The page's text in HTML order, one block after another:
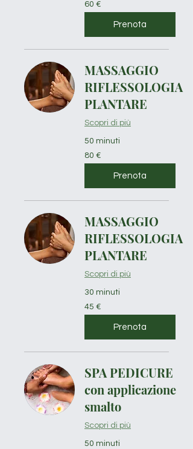
euro
60 €
Prenota
MASSAGGIO
RIFLESSOLOGIA
PLANTARE
Scopri di più
50 minuti
80
euro
80 €
Prenota
MASSAGGIO
RIFLESSOLOGIA
PLANTARE
Scopri di più
30 minuti
45
euro
45 €
Prenota
SPA PEDICURE
con applicazione
smalto
Scopri di più
50 minuti